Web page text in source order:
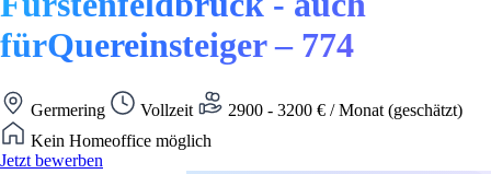
fürQuereinsteiger – 774
Germering Vollzeit
2900 - 3200 € / Monat (geschätzt)
Kein Homeoffice möglich
Jetzt bewerben